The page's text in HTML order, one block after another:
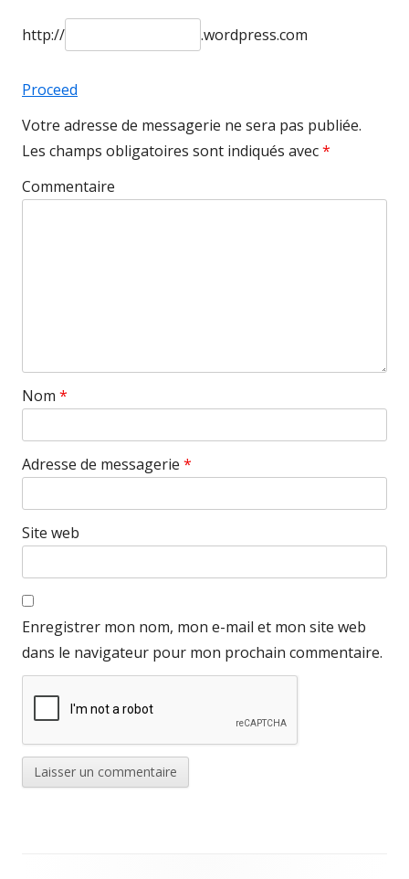
http:// .wordpress.com
Proceed
Votre adresse de messagerie ne sera pas publiée.
Les champs obligatoires sont indiqués avec*
Commentaire
Nom *
Adresse de messagerie *
Site web
Enregistrer mon nom, mon e-mail et mon site web
dans le navigateur pour mon prochain commentaire.